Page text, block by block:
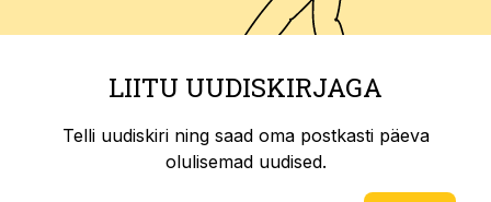
LIITU UUDISKIRJAGA
Telli uudiskiri ning saad oma postkasti päeva
olulisemad uudised.